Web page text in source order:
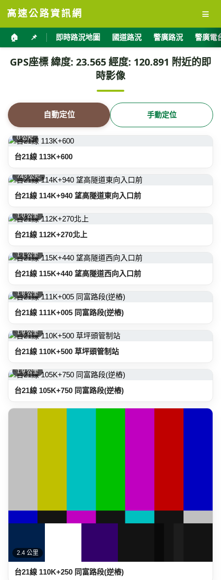
高速公路資訊網 ≡
🏠 📌 即時路況地圖 國道路況 警廣路況 警廣電
GPS座標 緯度: 23.565 經度: 120.891 附近的即
時影像
自動定位 手動定位
0 公尺
台21線 113K+600
743 公尺
台21線 114K+940 望高隧道東向入口前
1.0 公里
台21線 112K+270北上
1.1 公里
台21線 115K+440 望高隧道西向入口前
1.8 公里
台21線 111K+005 同富路段(逆樁)
1.9 公里
台21線 110K+500 草坪頭管制站
1.9 公里
台21線 105K+750 同富路段(逆樁)
2.4 公里
台21線 110K+250 同富路段(逆樁)